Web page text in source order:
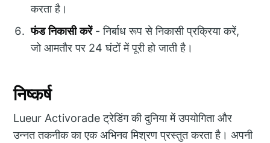
करता है।
फंड निकासी करें- निर्बाध रूप से निकासी प्रक्रिया करें,
जो आमतौर पर 24 घंटों में पूरी हो जाती है।
निष्कर्ष
Lueur Activorade ट्रेडिंग की दुनिया में उपयोगिता और
उन्नत तकनीक का एक अभिनव मिश्रण प्रस्तुत करता है। अपनी